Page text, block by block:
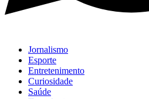
Jornalismo
Esporte
Entretenimento
Curiosidade
Saúde